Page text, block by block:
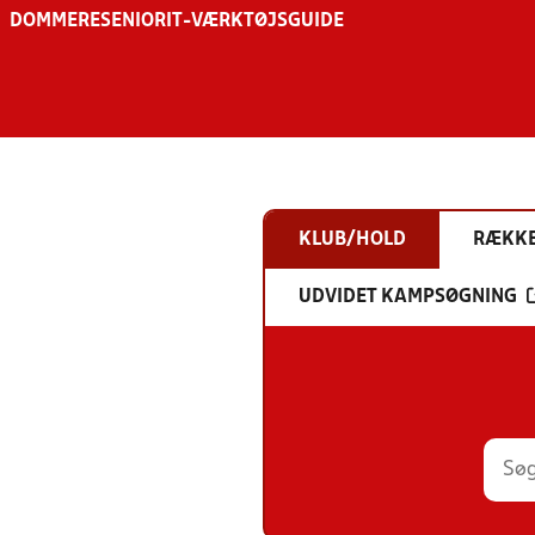
DOMMERESENIOR IT-VÆRKTØJSGUIDE
KLUB/HOLD
UDVIDET KAMPSØGNING